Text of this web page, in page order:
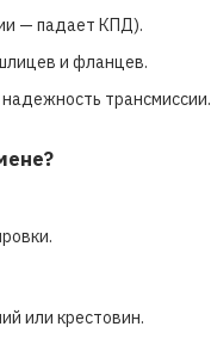
— падает КПД).
и фланцев.
трансмиссии.
или крестовин.